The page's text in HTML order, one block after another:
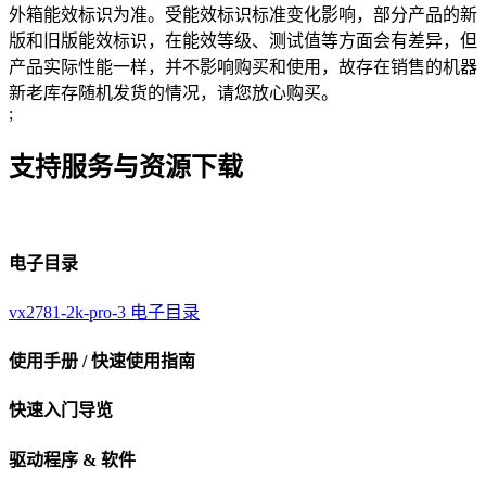
外箱能效标识为准。受能效标识标准变化影响，部分产品的新
版和旧版能效标识，在能效等级、测试值等方面会有差异，但
产品实际性能一样，并不影响购买和使用，故存在销售的机器
新老库存随机发货的情况，请您放心购买。
;
支持服务与资源下载
电子目录
vx2781-2k-pro-3 电子目录
使用手册 / 快速使用指南
快速入门导览
驱动程序 & 软件